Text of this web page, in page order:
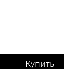
Купить